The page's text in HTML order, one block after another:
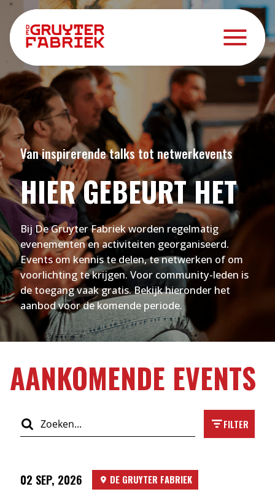
Van inspirerende talks tot netwerkevents
HIER GEBEURT HET
Bij De Gruyter Fabriek worden regelmatig
evenementen en activiteiten georganiseerd.
Events om kennis te delen, te netwerken of om
voorlichting te krijgen. Voor community-leden is
de toegang vaak gratis. Bekijk hieronder het
aanbod voor de komende periode.
AANKOMENDE EVENTS
FILTER
02 SEP, 2026 DE GRUYTER FABRIEK